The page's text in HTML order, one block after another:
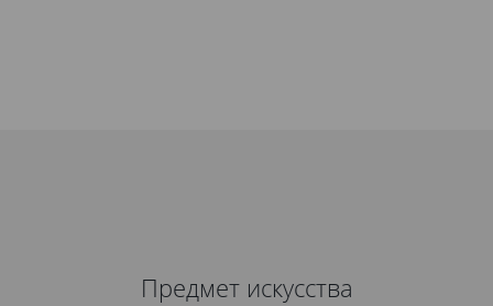
Предмет искусства